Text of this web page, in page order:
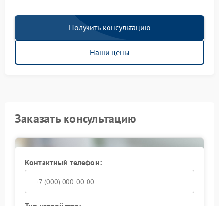
Получить консультацию
Наши цены
Заказать консультацию
Контактный телефон: